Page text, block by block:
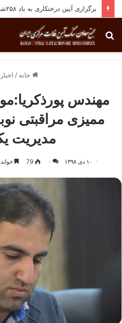
برگزاری آیین درختکاری به یاد ۲۵۸شهید شهرستان بافق
جستجو
برای
خانه /
مهندس
ممیزی مراقبتی
مدیریت
۱۰ دی ۱۳۹۸ ۰ 79 خواندن